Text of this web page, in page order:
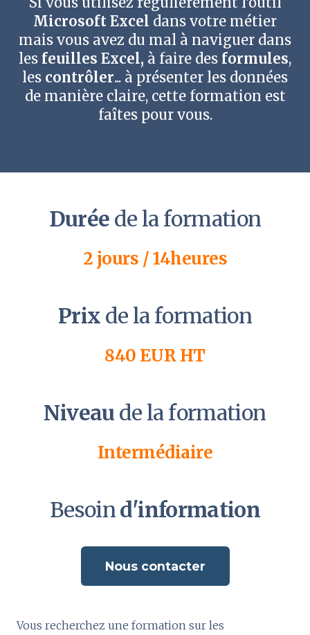
Nous contacter
Microsoft Excel dans votre métier
mais vous avez du mal à naviguer dans
les feuilles Excel, à faire des formules,
les contrôler... à présenter les données
de manière claire, cette formation est
faîtes pour vous.
Durée de la formation
2 jours / 14heures
Prix de la formation
840 EUR HT
Niveau de la formation
Intermédiaire
Besoind'information
Nous contacter
Vous recherchez une formation sur les